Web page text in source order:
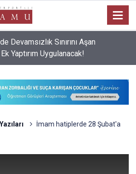
Devamsızlık Sınırını Aşan
Yaptırım Uygulanacak!
İmam hatiplerde 28 Şubat'a